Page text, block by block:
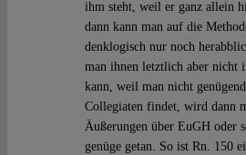
ihm steht, weil er ganz allein
dann kann man auf die
denklogisch nur noch
man ihnen letztlich aber nicht
kann, weil man nicht
Collegiaten findet, wird dann
Äußerungen über EuGH oder
genüge getan. So ist Rn. 150